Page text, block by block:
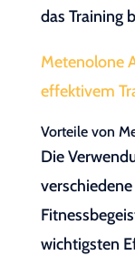
das Training
Metenolone
effektivem
Vorteile von
Die
wichtigsten